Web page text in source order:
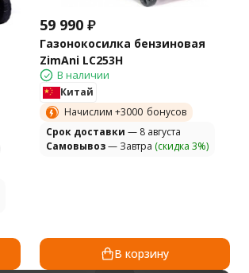
59 990 ₽
Газонокосилка бензиновая
ZimAni LC253H
В наличии
Китай
Начислим +3000 бонусов
Cрок доставки — 8 августа
Самовывоз— Завтра (скидка 3%)
В корзину